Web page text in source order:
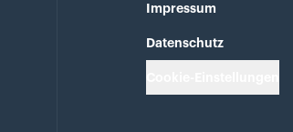
Impressum
Datenschutz